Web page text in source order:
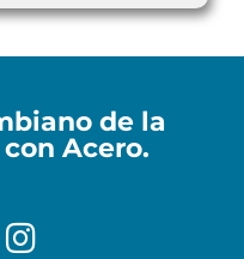
de la
Acero.